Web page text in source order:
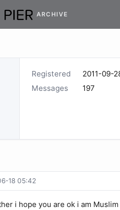
ARCHIVE
Registered
2011-09-
Messages
197
18 05:42
i hope you are ok i am